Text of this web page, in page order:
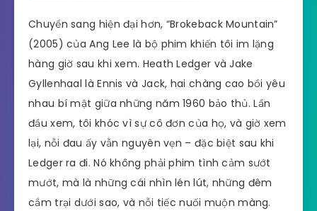
Chuyển sang hiện đại hơn, “Brokeback Mountain”
(2005) của Ang Lee là bộ phim khiến tôi im lặng
hàng giờ sau khi xem. Heath Ledger và Jake
Gyllenhaal là Ennis và Jack, hai chàng cao bồi yêu
nhau bí mật giữa những năm 1960 bảo thủ. Lần
đầu xem, tôi khóc vì sự cô đơn của họ, và giờ xem
lại, nỗi đau ấy vẫn nguyên vẹn – đặc biệt sau khi
Ledger ra đi. Nó không phải phim tình cảm sướt
mướt, mà là những cái nhìn lén lút, những đêm
cắm trại dưới sao, và nỗi tiếc nuối muộn màng.